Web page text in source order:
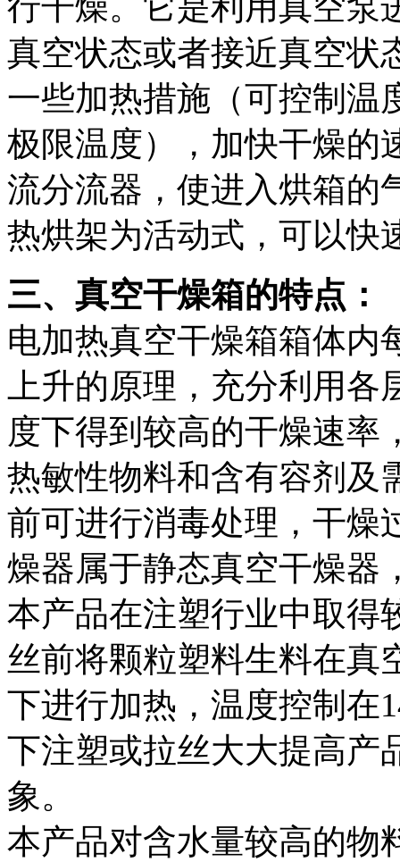
真空状态或者接近真空状
一些加热措施（可控制温
极限温度），加快干燥的
流分流器，使进入烘箱的
热烘架为活动式，可以快
三、真空干燥箱的特点：
电加热真空干燥箱箱体内
上升的原理，充分利用
度下得到较高的干燥速率
热敏性物料和含有容剂及
前可进行消毒处理，干燥
燥器属于静态真空干燥器
本产品在注塑行业中取得
丝前将颗粒塑料生料在真
下进行加热，温度控制在
下注塑或拉丝大大提高产
象。
本产品对含水量较高的物